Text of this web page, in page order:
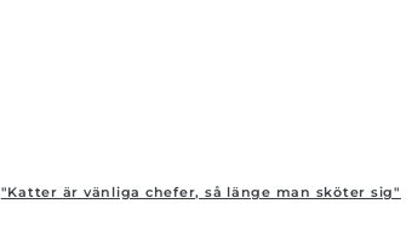
"Katter är vänliga chefer, så länge man sköter sig"